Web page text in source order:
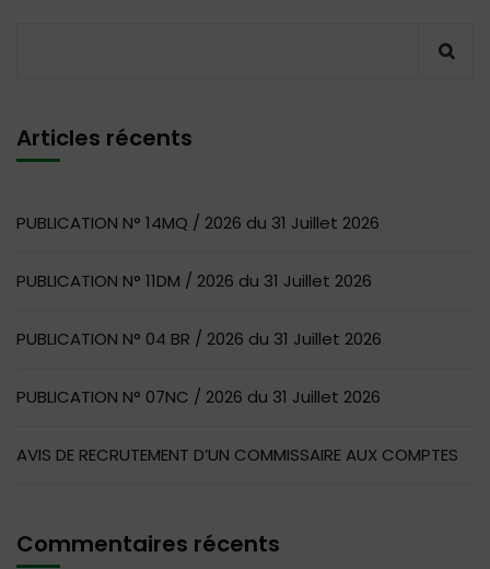
Articles récents
PUBLICATION N° 14MQ / 2026 du 31 Juillet 2026
PUBLICATION N° 11DM / 2026 du 31 Juillet 2026
PUBLICATION N° 04 BR / 2026 du 31 Juillet 2026
PUBLICATION N° 07NC / 2026 du 31 Juillet 2026
AVIS DE RECRUTEMENT D’UN COMMISSAIRE AUX COMPTES
Commentaires récents